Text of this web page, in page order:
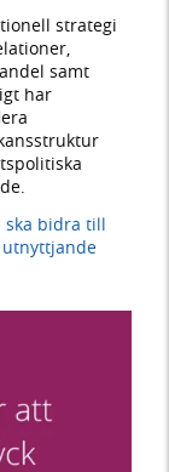
strategi
samt
har
ska bidra till